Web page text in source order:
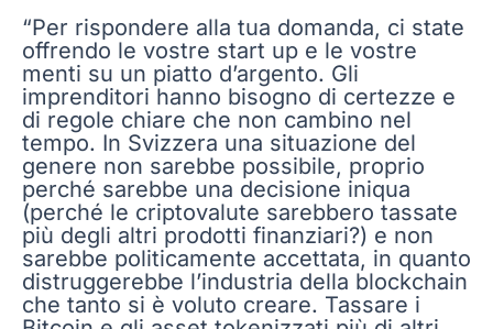
“Per rispondere alla tua domanda, ci state
offrendo le vostre start up e le vostre
menti su un piatto d’argento. Gli
imprenditori hanno bisogno di certezze e
di regole chiare che non cambino nel
tempo. In Svizzera una situazione del
genere non sarebbe possibile, proprio
perché sarebbe una decisione iniqua
(perché le criptovalute sarebbero tassate
più degli altri prodotti finanziari?) e non
sarebbe politicamente accettata, in quanto
distruggerebbe l’industria della blockchain
che tanto si è voluto creare. Tassare i